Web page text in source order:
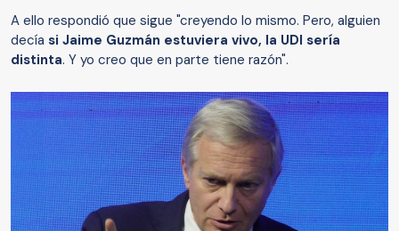
A ello respondió que sigue "creyendo lo mismo. Pero, alguien
decía si Jaime Guzmán estuviera vivo, la UDI sería
distinta. Y yo creo que en parte tiene razón".